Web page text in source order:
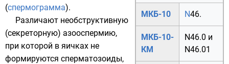
МКБ-10 N46.
МКБ-10-
КМ
N46.0 и
N46.01
(спермограмма).
Различают необструктивную
(секреторную) азооспермию,
при которой в яичках не
формируются сперматозоиды,